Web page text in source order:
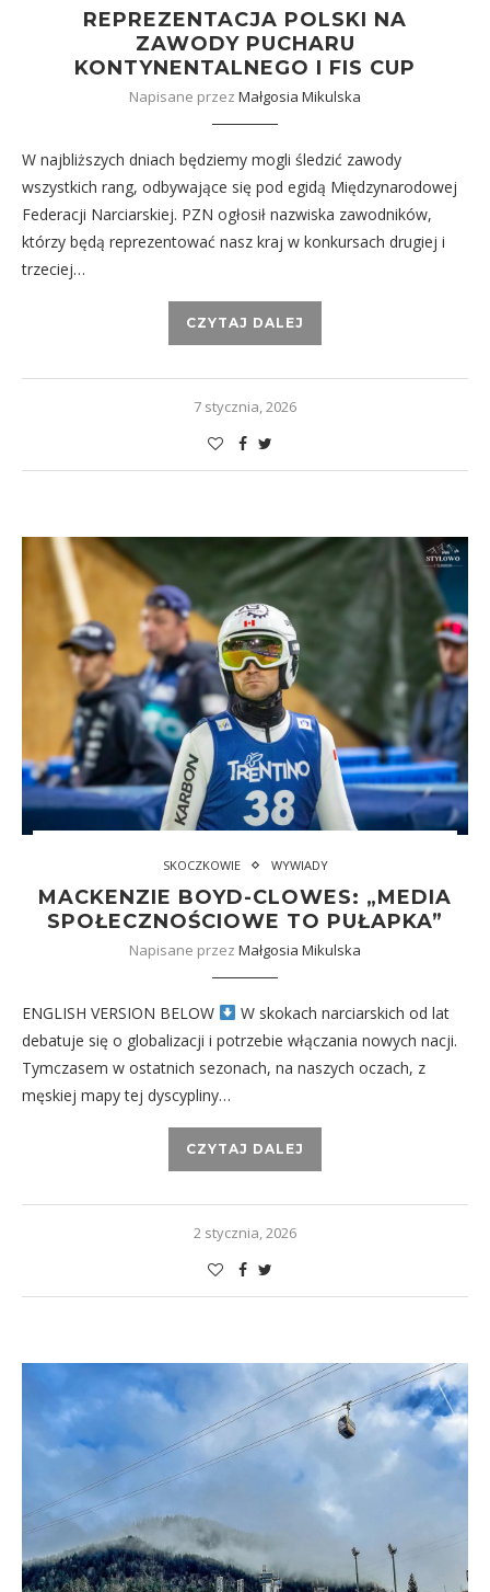
REPREZENTACJA POLSKI NA
ZAWODY PUCHARU
KONTYNENTALNEGO I FIS CUP
Napisane przez Małgosia Mikulska
W najbliższych dniach będziemy mogli śledzić zawody
wszystkich rang, odbywające się pod egidą Międzynarodowej
Federacji Narciarskiej. PZN ogłosił nazwiska zawodników,
którzy będą reprezentować nasz kraj w konkursach drugiej i
trzeciej…
CZYTAJ DALEJ
7 stycznia, 2026
SKOCZKOWIE WYWIADY
MACKENZIE BOYD-CLOWES: „MEDIA
SPOŁECZNOŚCIOWE TO PUŁAPKA”
Napisane przez Małgosia Mikulska
ENGLISH VERSION BELOW
W skokach narciarskich od lat
debatuje się o globalizacji i potrzebie włączania nowych nacji.
Tymczasem w ostatnich sezonach, na naszych oczach, z
męskiej mapy tej dyscypliny…
CZYTAJ DALEJ
2 stycznia, 2026